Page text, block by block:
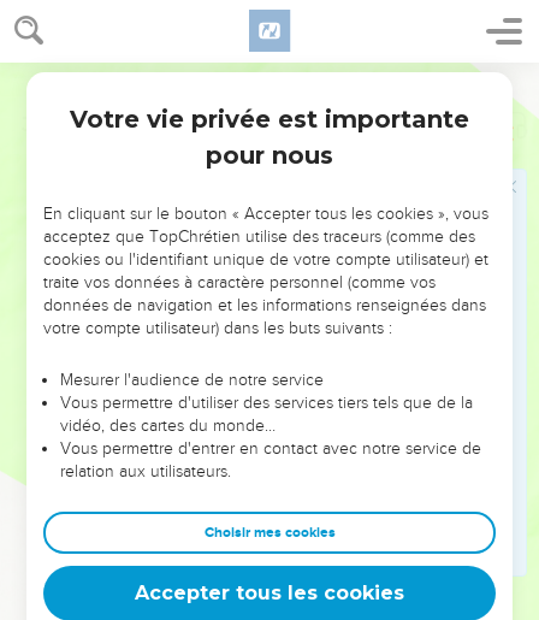
NE MANQUEZ PAS L’ÉVÉNEMENT
DE L’ANNÉE !
ET SI LEURS ERREURS POUVAIENT VOUS ÉVITER LES
VOTRES ?
leur foi ou leur vision. Mais on voit moins les doutes, les erreurs
et les saisons difficiles qu'ils ont traversés, alors même que ce
sont elles qui les ont façonnés.
Dans cette conférence, leaders, entrepreneurs, et responsables
clés pour avancer avec plus de sagesse afin que leurs erreurs
deviennent vos tremplins. Que vous guidiez un ministère, une
équipe, un groupe ou une famille, leur expérience est faite
14
Votre vie privée est importante
pour nous
En cliquant sur le bouton « Accepter tous les cookies », vous
acceptez que TopChrétien utilise des traceurs (comme des
cookies ou l'identifiant unique de votre compte utilisateur) et
traite vos données à caractère personnel (comme vos
données de navigation et les informations renseignées dans
votre compte utilisateur) dans les buts suivants :
Mesurer l'audience de notre service
Vous permettre d'utiliser des services tiers tels que de la
vidéo, des cartes du monde…
Vous permettre d'entrer en contact avec notre service de
relation aux utilisateurs.
Choisir mes cookies
Accepter tous les cookies